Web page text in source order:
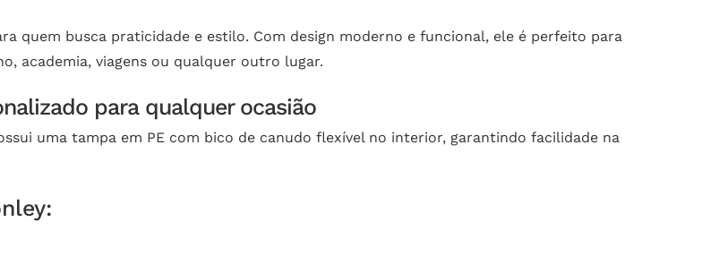
quem busca praticidade e estilo. Com design moderno e funcional, ele é perfeito para
academia, viagens ou qualquer outro lugar.
para qualquer ocasião
uma tampa em PE com bico de canudo flexível no interior, garantindo facilidade na